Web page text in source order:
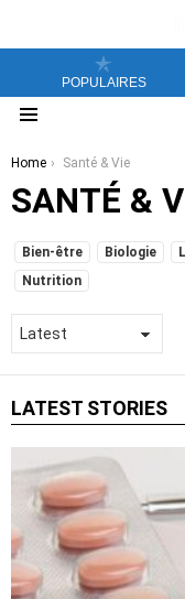
POPULAIRES
You are here:
Home Santé & Vie
SANTÉ &
SUBTERMS
Bien-être Biologie
Nutrition
LATEST STORIES